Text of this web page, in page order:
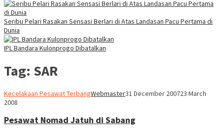
Seribu Pelari Rasakan Sensasi Berlari di Atas Landasan Pacu Pertama di
Dunia
IPL Bandara Kulonprogo Dibatalkan
Tag: SAR
Kecelakaan Pesawat TerbangWebmaster31 December 200723 March
2008
Pesawat Nomad Jatuh di Sabang